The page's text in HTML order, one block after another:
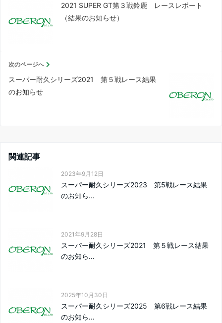
2021 SUPER GT第３戦鈴鹿 レースレポート
（結果のお知らせ）
次のページへ
スーパー耐久シリーズ2021 第５戦レース結果
のお知らせ
関連記事
2023年9月12日
スーパー耐久シリーズ2023 第5戦レース結果
のお知ら...
2021年9月28日
スーパー耐久シリーズ2021 第５戦レース結果
のお知ら...
2025年10月30日
スーパー耐久シリーズ2025 第6戦レース結果
のお知ら...